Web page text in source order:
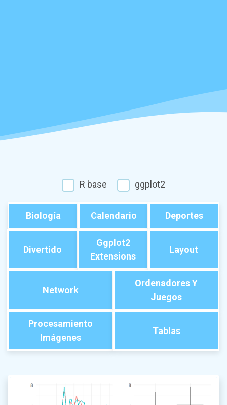
R base ggplot2
Biología Calendario Deportes
Divertido
Ggplot2
Extensions
Layout
Network
Ordenadores Y
Juegos
Procesamiento
Imágenes
Tablas